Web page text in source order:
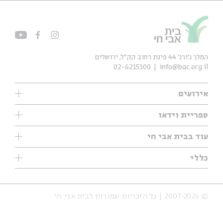
אירועים
עיון
אנגלית
נוער
סדרות
אירועי עבר
ספריית וידאו
ילדים
מוזיקה
עיון
מיוחדים
עוד בבית אבי חי
תערוכות
מיוחדים
כללי
אודות
הצהרת נגישות
המלך ג'ורג' 44 פינת רחוב קק״ל, ירושלים
info@bac.org.il
02-6215300
© 2007-2026 | כל הזכויות שמורות לבית אבי חי